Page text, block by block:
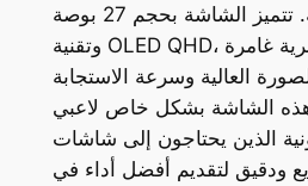
الرياضات الإلكترونية. تتميز الشاشة بحجم 27 بوصة
وتقنية OLED QHD، التي تتيح تجربة بصرية غامرة
العالية وسرعة الاستجابة
الشاشة بشكل خاص لاعبي
الذين يحتاجون إلى شاشات
ودقيق لتقديم أفضل أداء في